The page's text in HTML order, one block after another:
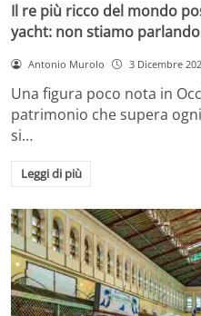
Il re più ricco del mondo
yacht: non stiamo
Antonio Murolo 3 Dicembre
Una figura poco nota in
patrimonio che supera
si…
Leggi di più